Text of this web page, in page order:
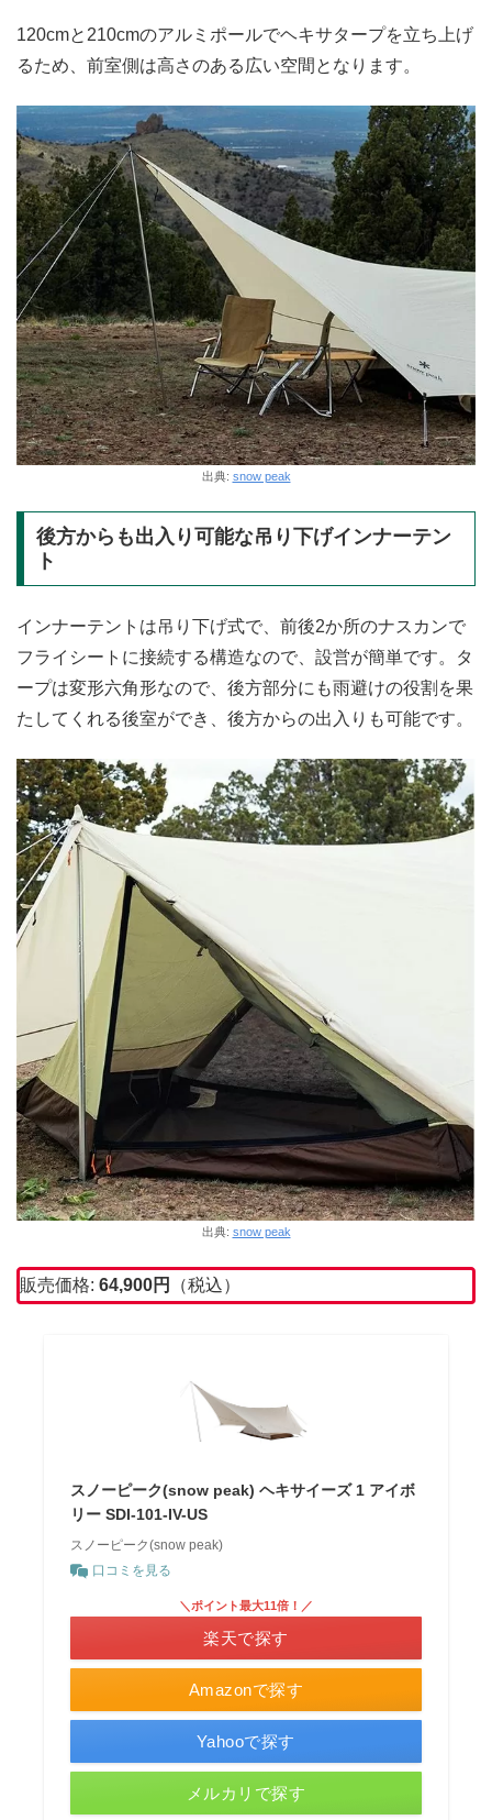
120cmと210cmのアルミポールでヘキサタープを立ち上げ
るため、前室側は高さのある広い空間となります。
出典: snow peak
後方からも出入り可能な吊り下げインナーテン
ト
インナーテントは吊り下げ式で、前後2か所のナスカンで
フライシートに接続する構造なので、設営が簡単です。タ
ープは変形六角形なので、後方部分にも雨避けの役割を果
たしてくれる後室ができ、後方からの出入りも可能です。
出典: snow peak
販売価格: 64,900円 （税込）
スノーピーク(snow peak) ヘキサイーズ 1 アイボ
リー SDI-101-IV-US
スノーピーク(snow peak)
口コミを見る
Amazonで探す
＼ポイント最大11倍！／
楽天で探す
Yahooで探す
メルカリで探す